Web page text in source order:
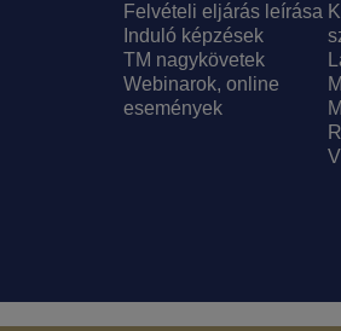
Felvételi eljárás leírása
Induló képzések
TM nagykövetek
Webinarok, online
események